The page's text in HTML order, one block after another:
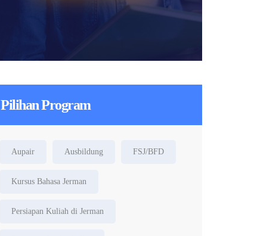
Pilihan Program
Aupair Ausbildung FSJ/BFD
Kursus Bahasa Jerman
Persiapan Kuliah di Jerman